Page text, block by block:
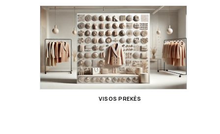
VISOS PREKĖS